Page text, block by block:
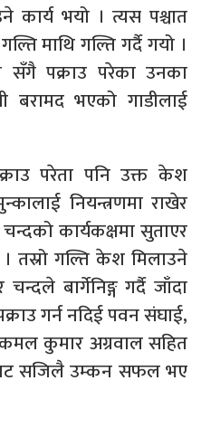
कार्य भयो । त्यस पश्चात
माथि गल्ति गर्दै गयो ।
सँगै पक्राउ परेका उनका
बरामद भएको गाडीलाई
परेता पनि उक्त केश
नियन्त्रणमा राखेर
कार्यकक्षमा सुताएर
तस्रो गल्ति केश मिलाउने
बार्गेनिङ्ग गर्दै जाँदा
गर्न नदिई पवन संघाई,
कुमार अग्रवाल सहित
सजिलै उम्कन सफल भए